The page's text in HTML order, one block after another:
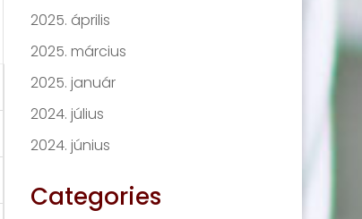
2025. április
2025. március
2025. január
2024. július
2024. június
Categories